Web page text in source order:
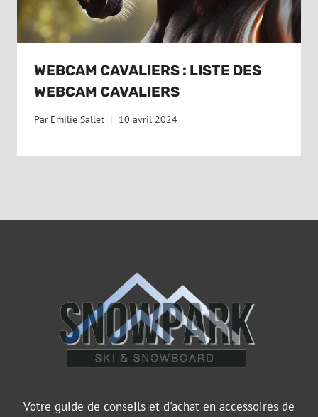
WEBCAM CAVALIERS : LISTE DES
WEBCAM CAVALIERS
Par Emilie Sallet 10 avril 2024
Votre guide de conseils et d'achat en accessoires de